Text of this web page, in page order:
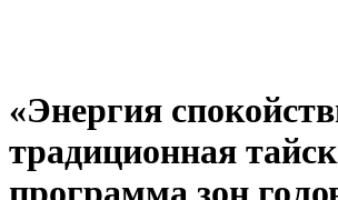
«Энергия
традиционная